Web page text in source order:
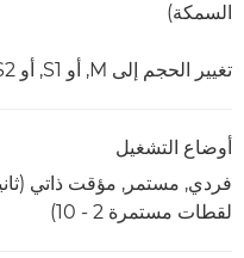
السمكة)
تغيير الحجم إلى M, أو S1, أو S2, أو S3
أوضاع التشغيل
لقطات مستمرة 2 - 10)